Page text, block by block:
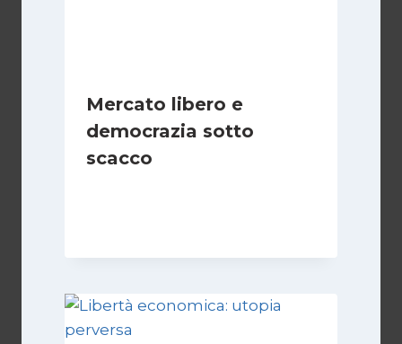
Mercato libero e
democrazia sotto
scacco